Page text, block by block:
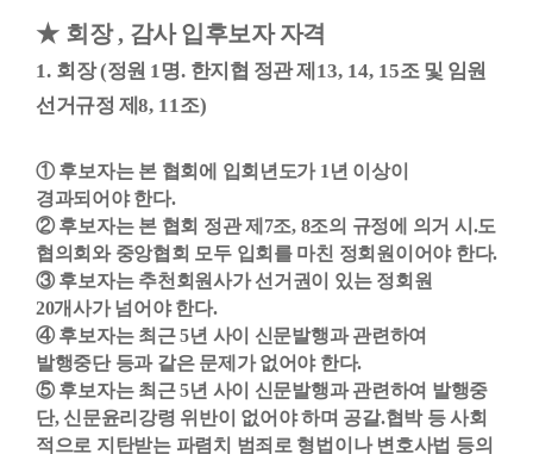
★ 회장, 감사 입후보자 자격
1. 회장(정원 1명. 한지협 정관 제 13, 14, 15조 및 임원
선거규정 제 8, 11조)
① 후보자는 본 협회에 입회년도가 1 년 이상이
경과되어야 한다.
② 후보자는 본 협회 정관 제 7조, 8조의 규정에 의거 시 .도
협의회와 중앙협회 모두 입회를 마친 정회원이어야 한다.
③ 후보자는 추천회원사가 선거권이 있는 정회원
20개사가 넘어야 한다.
④ 후보자는 최근5년 사이 신문발행과 관련하여
발행중단 등과 같은 문제가 없어야 한다.
⑤ 후보자는 최근5년 사이 신문발행과 관련하여 발행중
단, 신문윤리강령 위반이 없어야 하며 공갈.협박 등 사회
적으로 지탄받는 파렴치 범죄로 형법이나 변호사법 등의